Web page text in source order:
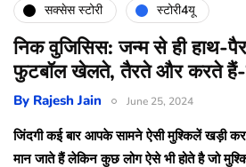
सक्सेस स्टोरी
स्टोरी4यू
निक वुजिसिस: जन्म से ही हाथ-
फुटबॉल खेलते, तैरते और करते हैं-
By Rajesh Jain June 25, 2024
जिंदगी कई बार आपके सामने ऐसी मुश्किलें खड़ी
मान जाते हैं लेकिन कुछ लोग ऐसे भी होते है जो